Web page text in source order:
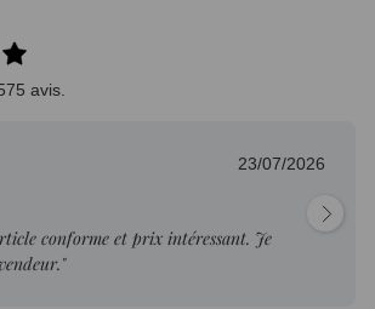
avis.
23/07/2026
conforme et prix intéressant. Je